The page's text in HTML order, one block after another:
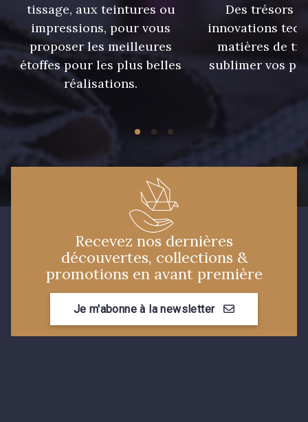
tissage, aux teintures ou
impressions, pour vous
proposer les meilleures
étoffes pour les plus belles
réalisations.
Des trésors
innovations
matières de
sublimer vos
Recevez nos dernières
découvertes, collections &
promotions en avant première
Je m'abonne à la newsletter